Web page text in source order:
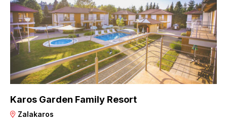
Karos Garden Family Resort
Zalakaros